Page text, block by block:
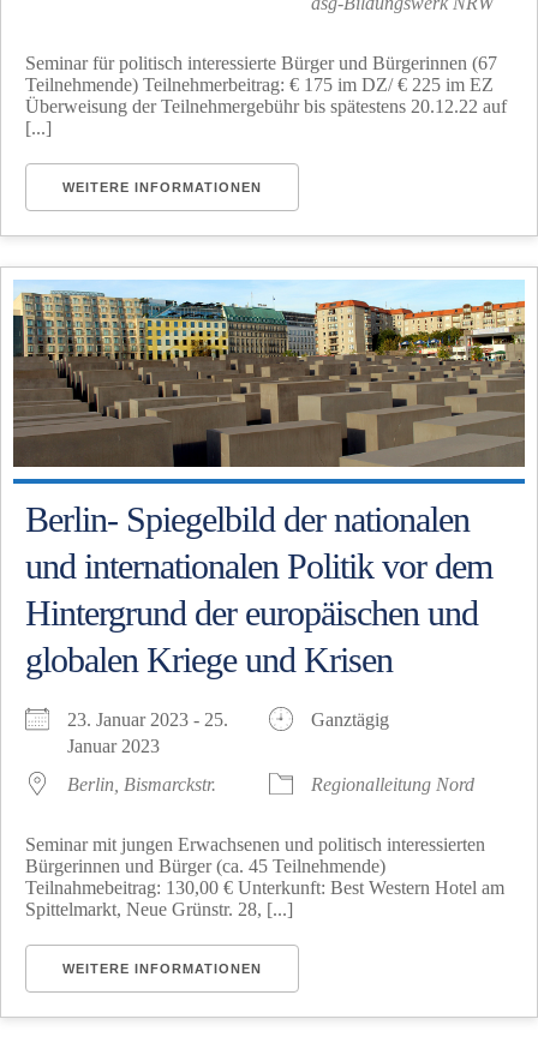
Seminar für politisch interessierte Bürger und Bürgerinnen (67
Teilnehmende) Teilnehmerbeitrag: € 175 im DZ/ € 225 im EZ
Überweisung der Teilnehmergebühr bis spätestens 20.12.22 auf
[...]
WEITERE INFORMATIONEN
Berlin- Spiegelbild der nationalen
und internationalen Politik vor dem
Hintergrund der europäischen und
globalen Kriege und Krisen
23. Januar 2023 - 25.
Januar 2023
Ganztägig
Berlin, Bismarckstr. Regionalleitung Nord
Seminar mit jungen Erwachsenen und politisch interessierten
Bürgerinnen und Bürger (ca. 45 Teilnehmende)
Teilnahmebeitrag: 130,00 € Unterkunft: Best Western Hotel am
Spittelmarkt, Neue Grünstr. 28, [...]
WEITERE INFORMATIONEN